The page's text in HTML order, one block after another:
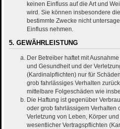
keinen Einfluss auf die Art und
wird. Sie können insbesondere
bestimmte Zwecke nicht
Einfluss nehmen.
5. GEWÄHRLEISTUNG
Der Betreiber haftet mit
und Gesundheit und der
(Kardinalpflichten) nur für
grob fahrlässiges Verhalten
mittelbare Folgeschäden wie
Die Haftung ist gegenüber
oder grob fahrlässigem Verhalten
Verletzung von Leben, Körper
wesentlicher Vertragspflichten